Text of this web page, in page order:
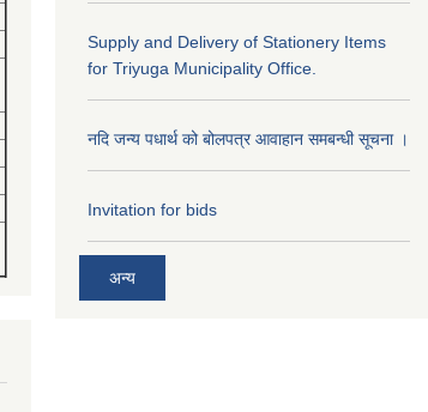
Supply and Delivery of Stationery Items
for Triyuga Municipality Office.
नदि जन्य पधार्थ को बोलपत्र आवाहान समबन्धी सूचना ।
Invitation for bids
अन्य